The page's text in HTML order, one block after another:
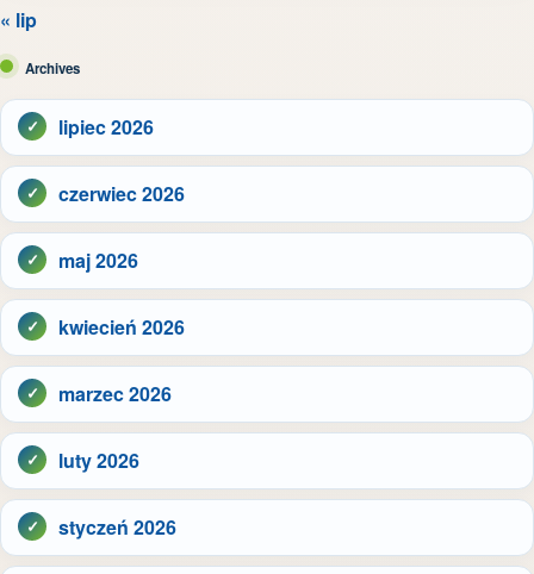
« lip
Archives
lipiec 2026
czerwiec 2026
maj 2026
kwiecień 2026
marzec 2026
luty 2026
styczeń 2026